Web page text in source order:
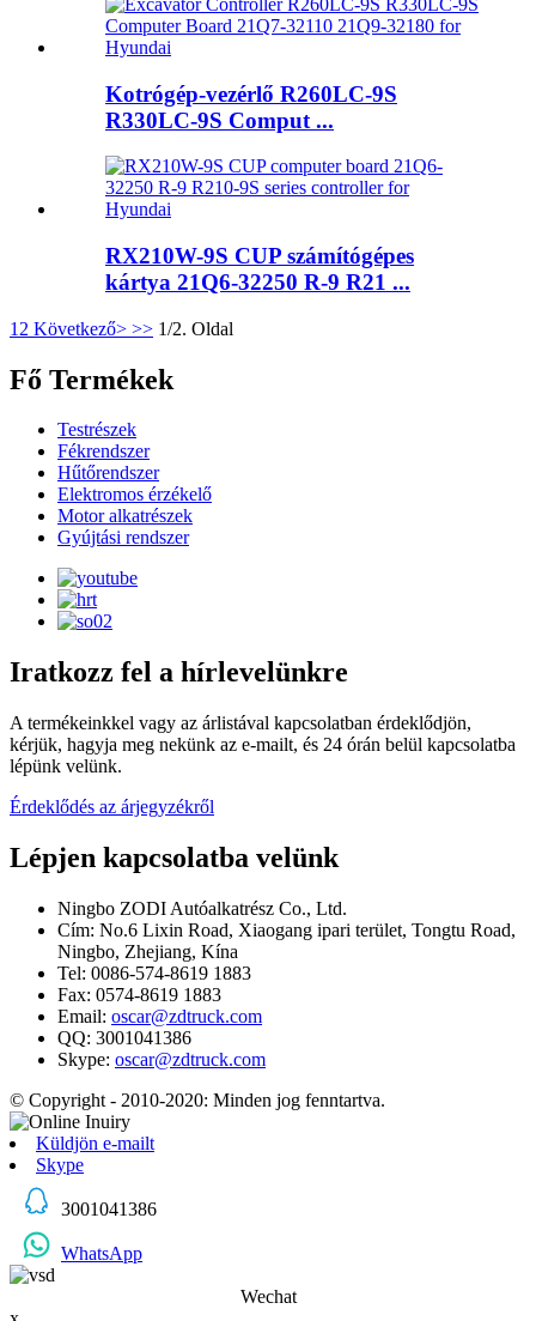
Kotrógép-vezérlő R260LC-9S
R330LC-9S Comput ...
RX210W-9S CUP számítógépes
kártya 21Q6-32250 R-9 R21 ...
1 2 Következő> >> 1/2. Oldal
Fő Termékek
Testrészek
Fékrendszer
Hűtőrendszer
Elektromos érzékelő
Motor alkatrészek
Gyújtási rendszer
Iratkozz fel a hírlevelünkre
A termékeinkkel vagy az árlistával kapcsolatban érdeklődjön,
kérjük, hagyja meg nekünk az e-mailt, és 24 órán belül kapcsolatba
lépünk velünk.
Érdeklődés az árjegyzékről
Lépjen kapcsolatba velünk
Ningbo ZODI Autóalkatrész Co., Ltd.
Cím: No.6 Lixin Road, Xiaogang ipari terület, Tongtu Road,
Ningbo, Zhejiang, Kína
Tel: 0086-574-8619 1883
Fax: 0574-8619 1883
Email: oscar@zdtruck.com
QQ: 3001041386
Skype: oscar@zdtruck.com
© Copyright - 2010-2020: Minden jog fenntartva.
Küldjön e-mailt
Skype
3001041386
WhatsApp
Wechat